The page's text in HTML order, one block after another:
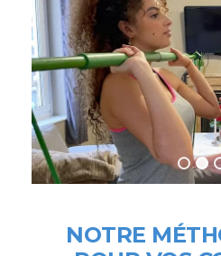
NOTRE